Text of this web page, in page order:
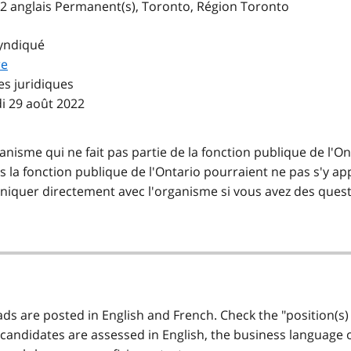
2 anglais Permanent(s), Toronto, Région Toronto
juridiques
29 août 2022
qui ne fait pas partie de la fonction publique de
la fonction publique de l'Ontario pourraient ne pas s'y
directement avec l'organisme si vous avez des
are posted in English and French. Check the
are assessed in English, the business language